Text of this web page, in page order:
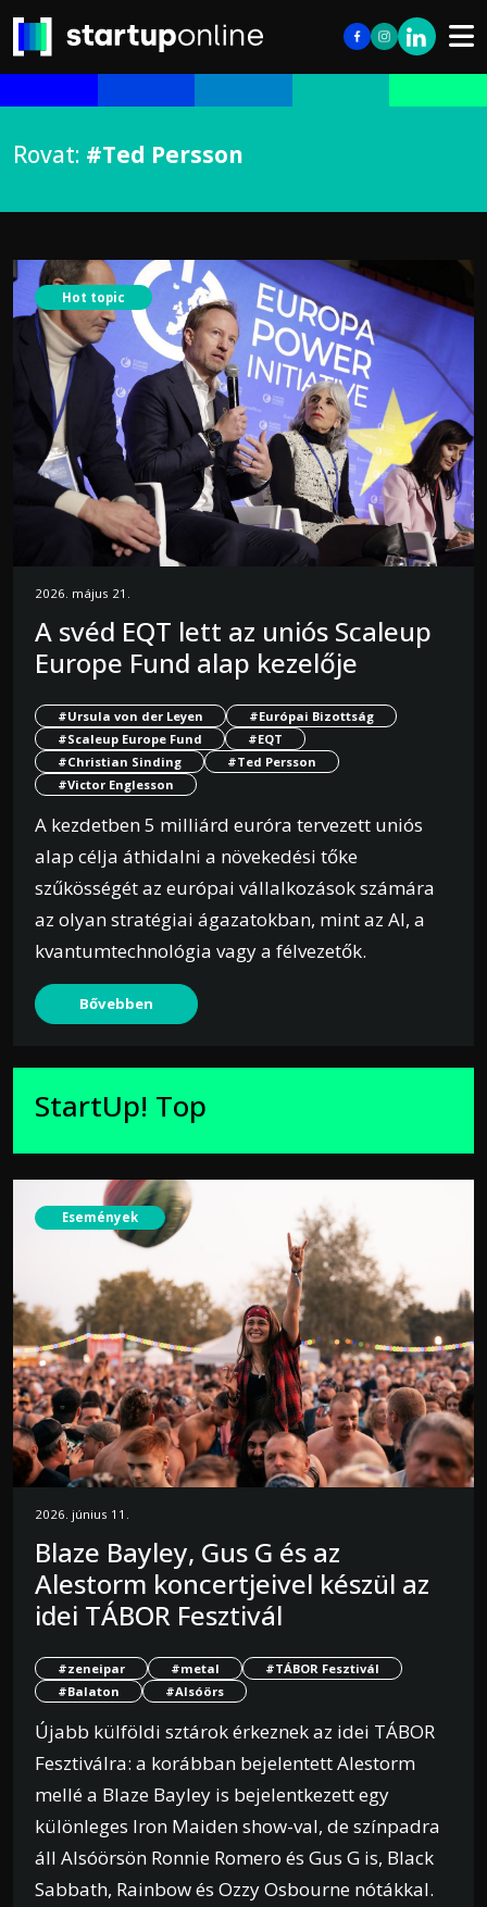
Rovat: #Ted Persson
Hot topic
2026. május 21.
A svéd EQT lett az uniós Scaleup
Europe Fund alap kezelője
#Ursula von der Leyen
#Európai Bizottság
#Scaleup Europe Fund
#EQT
#Christian Sinding
#Ted Persson
#Victor Englesson
A kezdetben 5 milliárd euróra tervezett uniós
alap célja áthidalni a növekedési tőke
szűkösségét az európai vállalkozások számára
az olyan stratégiai ágazatokban, mint az AI, a
kvantumtechnológia vagy a félvezetők.
Bővebben
StartUp! Top
Események
2026. június 11.
Blaze Bayley, Gus G és az
Alestorm koncertjeivel készül az
idei TÁBOR Fesztivál
#zeneipar #metal
#TÁBOR Fesztivál
#Balaton
#Alsóörs
Újabb külföldi sztárok érkeznek az idei TÁBOR
Fesztiválra: a korábban bejelentett Alestorm
mellé a Blaze Bayley is bejelentkezett egy
különleges Iron Maiden show-val, de színpadra
áll Alsóörsön Ronnie Romero és Gus G is, Black
Sabbath, Rainbow és Ozzy Osbourne nótákkal.